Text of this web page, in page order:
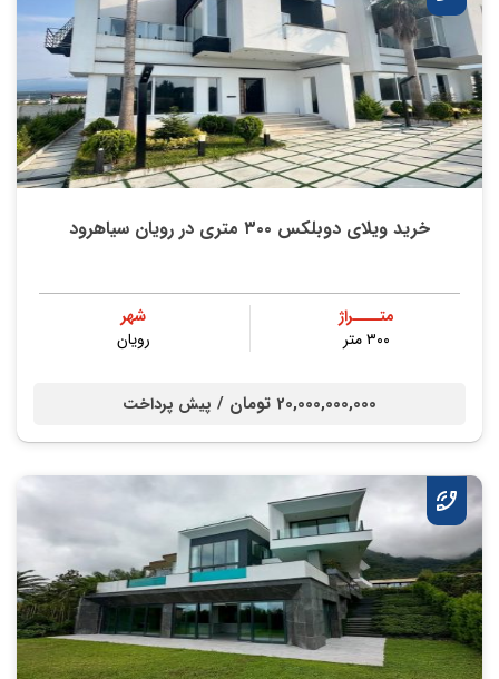
خرید ویلای دوبلکس ۳۰۰ متری در رویان سیاهرود
متــــراژ
۳۰۰ متر
شهر
رویان
20,000,000,000 تومان / پیش پرداخت